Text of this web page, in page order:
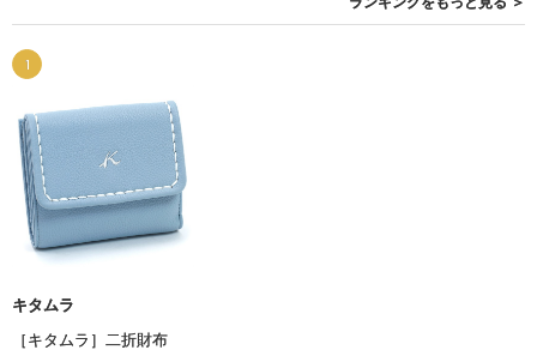
1
キタムラ
［キタムラ］二折財布